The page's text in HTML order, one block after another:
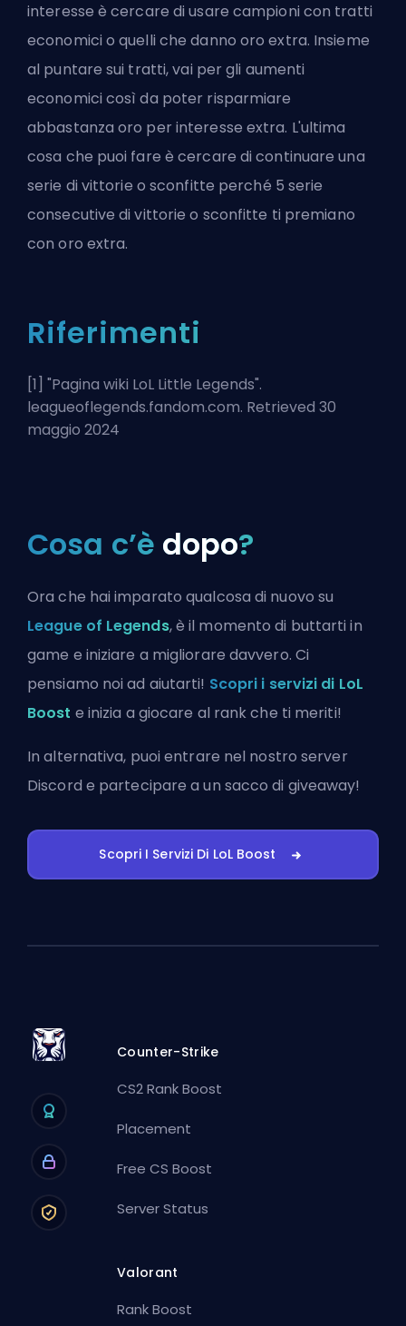
interesse è cercare di usare campioni con tratti
economici o quelli che danno oro extra. Insieme
al puntare sui tratti, vai per gli aumenti
economici così da poter risparmiare
abbastanza oro per interesse extra. L'ultima
cosa che puoi fare è cercare di continuare una
serie di vittorie o sconfitte perché 5 serie
consecutive di vittorie o sconfitte ti premiano
con oro extra.
Riferimenti
[1] "Pagina wiki LoL Little Legends".
leagueoflegends.fandom.com. Retrieved 30
maggio 2024
Cosa c’è dopo?
Ora che hai imparato qualcosa di nuovo su
League of Legends, è il momento di buttarti in
game e iniziare a migliorare davvero. Ci
pensiamo noi ad aiutarti! Scopri i servizi di LoL
Boost e inizia a giocare al rank che ti meriti!
In alternativa, puoientrare nel nostro server
Discord e partecipare a un sacco di giveaway!
Scopri I Servizi Di LoL Boost
Counter-Strike
CS2 Rank Boost
Placement
Free CS Boost
Server Status
Valorant
Rank Boost